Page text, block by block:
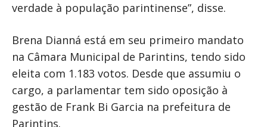
verdade à população parintinense”, disse.
Brena Dianná está em seu primeiro mandato
na Câmara Municipal de Parintins, tendo sido
eleita com 1.183 votos. Desde que assumiu o
cargo, a parlamentar tem sido oposição à
gestão de Frank Bi Garcia na prefeitura de
Parintins.